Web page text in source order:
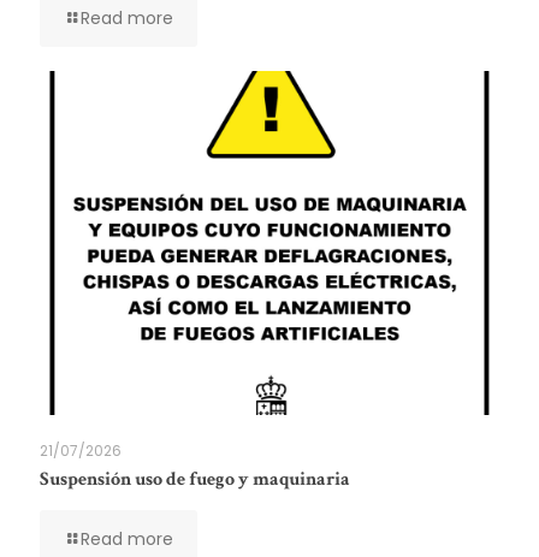
Read more
21/07/2026
Suspensión uso de fuego y maquinaria
Read more